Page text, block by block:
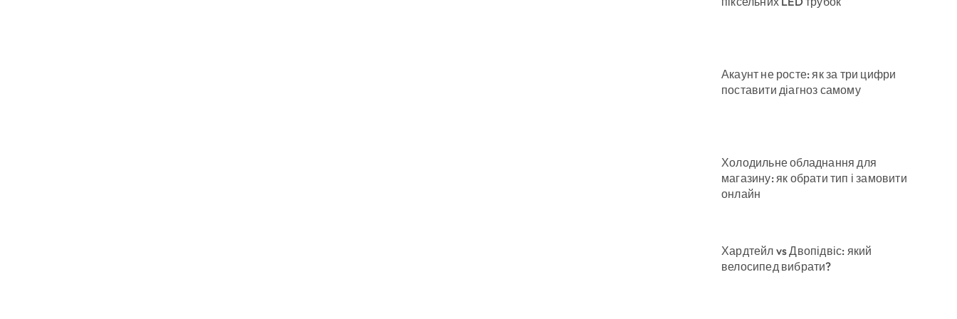
Акаунт не росте: як за три цифри
поставити діагноз самому
Холодильне обладнання для
магазину: як обрати тип і замовити
онлайн
Хардтейл vs Двопідвіс: який
велосипед вибрати?